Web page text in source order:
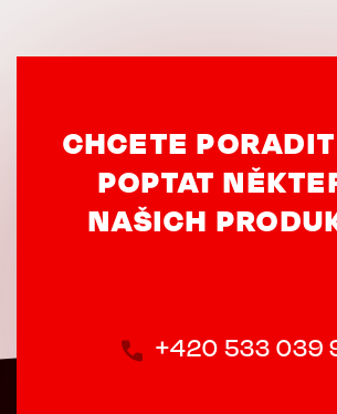
CHCETE
POPTAT
NAŠICH
+420 533 039